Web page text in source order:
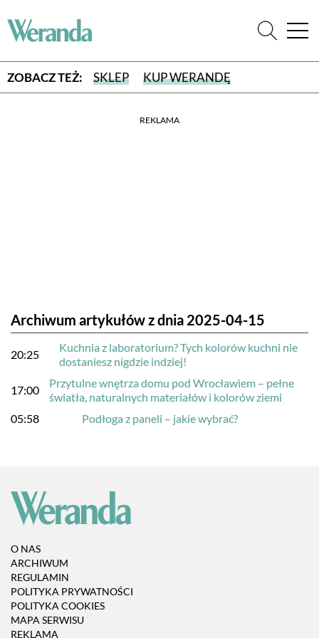
ZOBACZ TEŻ: SKLEP KUP WERANDĘ
REKLAMA
Archiwum artykułów z dnia 2025-04-15
20:25
Kuchnia z laboratorium? Tych kolorów kuchni nie
dostaniesz nigdzie indziej!
17:00
Przytulne wnętrza domu pod Wrocławiem – pełne
światła, naturalnych materiałów i kolorów ziemi
05:58
Podłoga z paneli – jakie wybrać?
O NAS
ARCHIWUM
REGULAMIN
POLITYKA PRYWATNOŚCI
POLITYKA COOKIES
MAPA SERWISU
REKLAMA